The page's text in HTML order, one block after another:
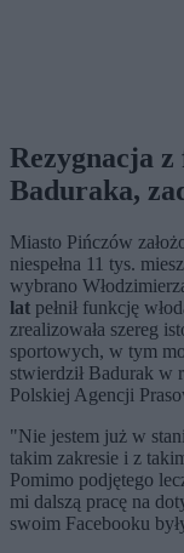
Rezygnacja
Baduraka,
Miasto Pińczów
niespełna 11 tys.
wybrano
lat pełnił funkcję
zrealizowała szereg
sportowych, w tym
stwierdził Badurak w
Polskiej Agencji
"Nie jestem już w
takim zakresie i z
Pomimo podjętego
mi dalszą pracę na
swoim Facebooku